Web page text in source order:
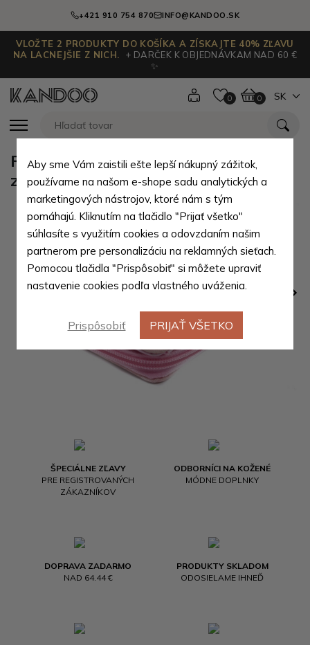
+421 910 754 870 INFO@KANDOO.SK
VLOŽTE 2 PRODUKTY DO KOŠÍKA A ZÍSKAJTE 40% ZĽAVU
NA LACNEJŠIE Z NICH.
+ DARČEK K OBJEDNÁVKAM NAD 60 €
✨
0 0 SK
ŠPECIÁLNE ZĽAVY
PRE REGISTROVANÝCH
ZÁKAZNÍKOV
ODBORNÍCI NA KOŽENÉ
MÓDNE DOPLNKY
DOPRAVA ZADARMO
NAD 64.44 €
PRODUKTY SKLADOM
ODOSIELAME IHNEĎ
Ružová dámska peňaženka so
zápinkou Jazmine
Aby sme Vám zaistili ešte lepší nákupný zážitok,
používame na našom e-shope sadu analytických a
marketingových nástrojov, ktoré nám s tým
pomáhajú. Kliknutím na tlačidlo "Prijať všetko"
súhlasíte s využitím cookies a odovzdaním našim
partnerom pre personalizáciu na reklamných sieťach.
Pomocou tlačidla "Prispôsobiť" si môžete upraviť
nastavenie cookies podľa vlastného uváženia.
Prispôsobiť PRIJAŤ VŠETKO